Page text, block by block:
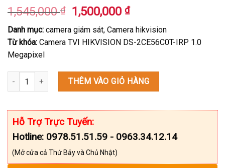
1,545,000₫
Giá
gốc
là:
1,545,000 ₫.
1,500,000₫Giá
hiện
tại
là:
Danh mục: camera giám sát, Camera hikvision
Từ khóa: Camera TVI HIKVISION DS-2CE56C0T-IRP 1.0
Megapixel
Camera TVI HIKVISION DS-2CE56C0T-IRP 1.0 Megapixel số lượng
THÊM VÀO GIỎ HÀNG
Hỗ Trợ Trực Tuyến:
Hotline: 0978.51.51.59 - 0963.34.12.14
(Mở cửa cả Thứ Bảy và Chủ Nhật)